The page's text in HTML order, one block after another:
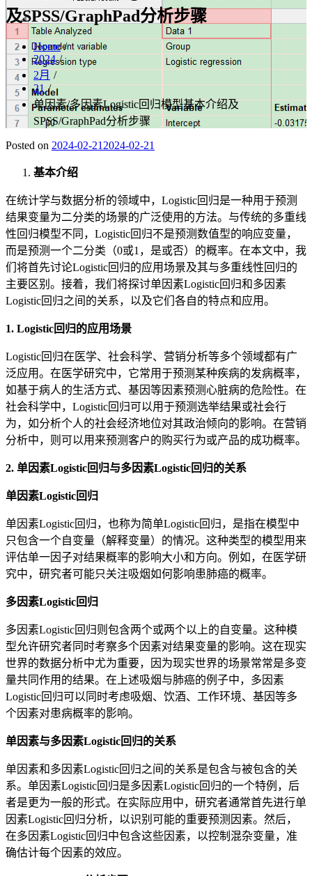
及SPSS/GraphPad分析步骤
Home
2024
2月
21
单因素/多因素Logistic回归模型基本介绍及
SPSS/GraphPad分析步骤
Posted on 2024-02-21 2024-02-21
基本介绍
在统计学与数据分析的领域中，Logistic回归是一种用于预测
结果变量为二分类的场景的广泛使用的方法。与传统的多重线
性回归模型不同，Logistic回归不是预测数值型的响应变量，
而是预测一个二分类（0或1，是或否）的概率。在本文中，我
们将首先讨论Logistic回归的应用场景及其与多重线性回归的
主要区别。接着，我们将探讨单因素Logistic回归和多因素
Logistic回归之间的关系，以及它们各自的特点和应用。
1. Logistic回归的应用场景
Logistic回归在医学、社会科学、营销分析等多个领域都有广
泛应用。在医学研究中，它常用于预测某种疾病的发病概率，
如基于病人的生活方式、基因等因素预测心脏病的危险性。在
社会科学中，Logistic回归可以用于预测选举结果或社会行
为，如分析个人的社会经济地位对其政治倾向的影响。在营销
分析中，则可以用来预测客户的购买行为或产品的成功概率。
2. 单因素Logistic回归与多因素Logistic回归的关系
单因素Logistic回归
单因素Logistic回归，也称为简单Logistic回归，是指在模型中
只包含一个自变量（解释变量）的情况。这种类型的模型用来
评估单一因子对结果概率的影响大小和方向。例如，在医学研
究中，研究者可能只关注吸烟如何影响患肺癌的概率。
多因素Logistic回归
多因素Logistic回归则包含两个或两个以上的自变量。这种模
型允许研究者同时考察多个因素对结果变量的影响。这在现实
世界的数据分析中尤为重要，因为现实世界的场景常常是多变
量共同作用的结果。在上述吸烟与肺癌的例子中，多因素
Logistic回归可以同时考虑吸烟、饮酒、工作环境、基因等多
个因素对患病概率的影响。
单因素与多因素Logistic回归的关系
单因素和多因素Logistic回归之间的关系是包含与被包含的关
系。单因素Logistic回归是多因素Logistic回归的一个特例，后
者是更为一般的形式。在实际应用中，研究者通常首先进行单
因素Logistic回归分析，以识别可能的重要预测因素。然后，
在多因素Logistic回归中包含这些因素，以控制混杂变量，准
确估计每个因素的效应。